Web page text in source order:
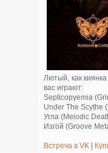
Лютый, как
вас играют:
Septicopyemia
Under The Scythe
Угла (Melodic
Изгой (Groove
Встреча в VK